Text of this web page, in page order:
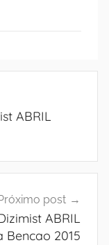
ABRIL
post
ABRIL
Bencao 2015